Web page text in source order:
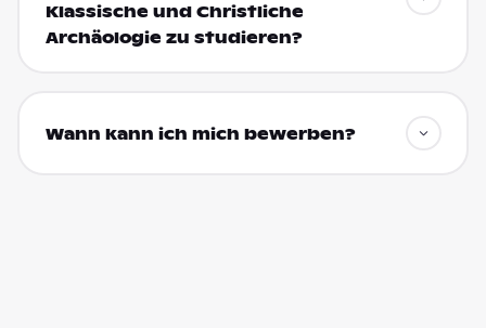
Klassische und Christliche
Archäologie zu studieren?
Wann kann ich mich bewerben?